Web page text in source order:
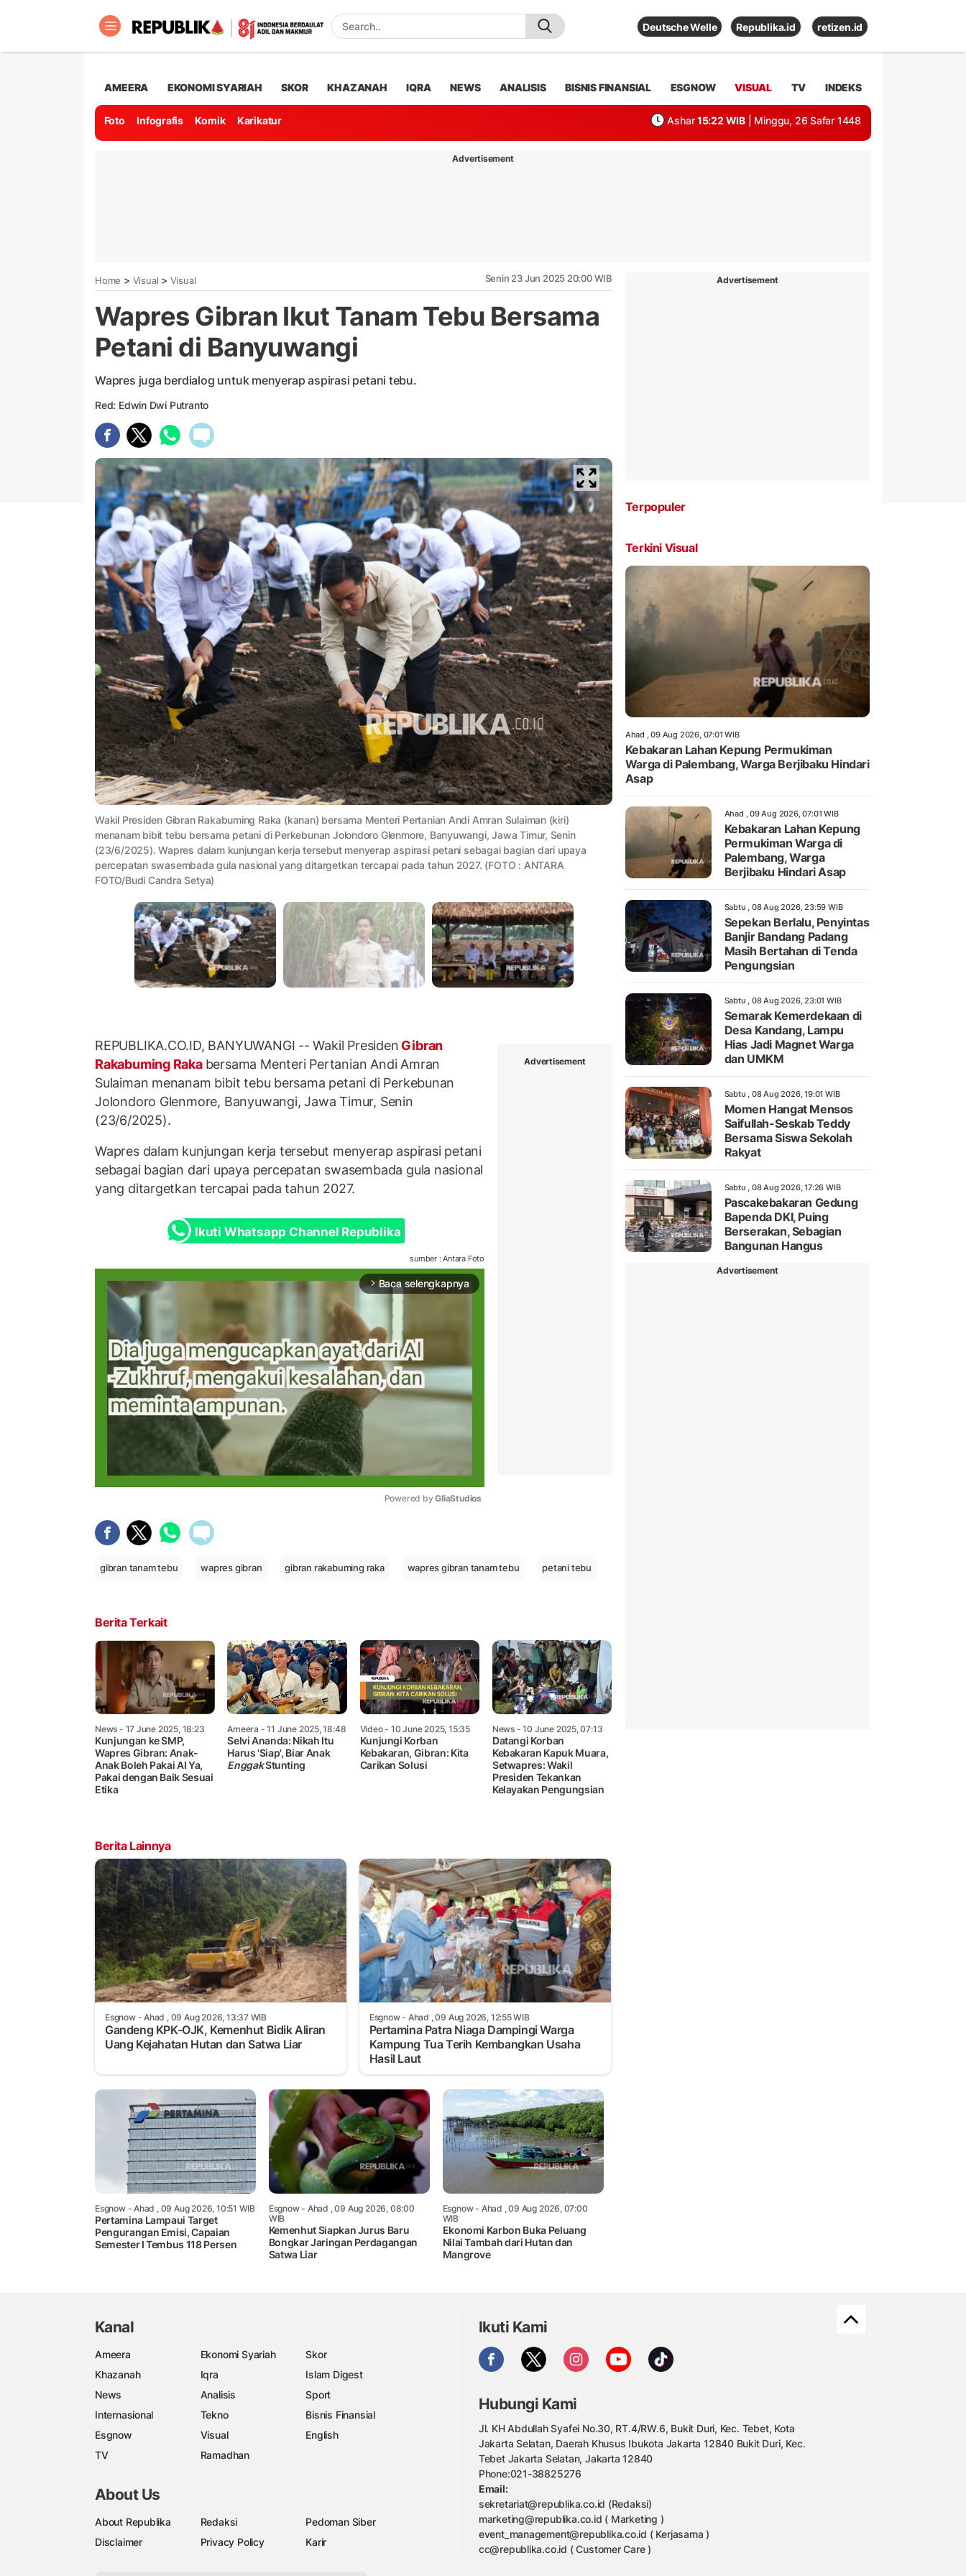
Deutsche Welle Republika.id retizen.id
AMEERA EKONOMI SYARIAH SKOR KHAZANAH IQRA NEWS ANALISIS BISNIS FINANSIAL ESGNOW VISUAL TV INDEKS
Foto Infografis Komik Karikatur Ashar 15:22 WIB | Minggu, 26 Safar 1448
Advertisement
Home > Visual > Visual Senin 23 Jun 2025 20:00 WIB
Wapres Gibran Ikut Tanam Tebu Bersama
Petani di Banyuwangi
Wapres juga berdialog untuk menyerap aspirasi petani tebu.
Red: Edwin Dwi Putranto
Wakil Presiden Gibran Rakabuming Raka (kanan) bersama Menteri Pertanian Andi Amran Sulaiman (kiri)
menanam bibit tebu bersama petani di Perkebunan Jolondoro Glenmore, Banyuwangi, Jawa Timur, Senin
(23/6/2025). Wapres dalam kunjungan kerja tersebut menyerap aspirasi petani sebagai bagian dari upaya
percepatan swasembada gula nasional yang ditargetkan tercapai pada tahun 2027. (FOTO : ANTARA
FOTO/Budi Candra Setya)
REPUBLIKA.CO.ID, BANYUWANGI -- Wakil Presiden Gibran
Rakabuming Raka bersama Menteri Pertanian Andi Amran
Sulaiman menanam bibit tebu bersama petani di Perkebunan
Jolondoro Glenmore, Banyuwangi, Jawa Timur, Senin
(23/6/2025).
Wapres dalam kunjungan kerja tersebut menyerap aspirasi petani
sebagai bagian dari upaya percepatan swasembada gula nasional
yang ditargetkan tercapai pada tahun 2027.
Ikuti Whatsapp Channel Republika
sumber : Antara Foto
arrow_forward_ios Baca selengkapnya
Powered by GliaStudios
Advertisement
gibran tanam tebu wapres gibran gibran rakabuming raka wapres gibran tanam tebu petani tebu
Berita Terkait
News - 17 June 2025, 18:23
Kunjungan ke SMP,
Wapres Gibran: Anak-
Anak Boleh Pakai AI Ya,
Pakai dengan Baik Sesuai
Etika
Ameera - 11 June 2025, 18:48
Selvi Ananda: Nikah Itu
Harus 'Siap', Biar Anak
EnggakStunting
Video- 10 June 2025, 15:35
Kunjungi Korban
Kebakaran, Gibran: Kita
Carikan Solusi
News - 10 June 2025, 07:13
Datangi Korban
Kebakaran Kapuk Muara,
Setwapres: Wakil
Presiden Tekankan
Kelayakan Pengungsian
Berita Lainnya
Esgnow- Ahad , 09 Aug 2026, 13:37 WIB
Gandeng KPK-OJK, Kemenhut Bidik Aliran
Uang Kejahatan Hutan dan Satwa Liar
Esgnow- Ahad , 09 Aug 2026, 12:55 WIB
Pertamina Patra Niaga Dampingi Warga
Kampung Tua Terih Kembangkan Usaha
Hasil Laut
Esgnow- Ahad , 09 Aug 2026, 10:51 WIB
Pertamina Lampaui Target
Pengurangan Emisi, Capaian
Semester I Tembus 118 Persen
Esgnow- Ahad , 09 Aug 2026, 08:00
WIB
Kemenhut Siapkan Jurus Baru
Bongkar Jaringan Perdagangan
Satwa Liar
Esgnow- Ahad , 09 Aug 2026, 07:00
WIB
Ekonomi Karbon Buka Peluang
Nilai Tambah dari Hutan dan
Mangrove
Advertisement
Terpopuler
Terkini Visual
Ahad , 09 Aug 2026, 07:01 WIB
Kebakaran Lahan Kepung Permukiman
Warga di Palembang, Warga Berjibaku Hindari
Asap
Ahad , 09 Aug 2026, 07:01 WIB
Kebakaran Lahan Kepung
Permukiman Warga di
Palembang, Warga
Berjibaku Hindari Asap
Sabtu , 08 Aug 2026, 23:59 WIB
Sepekan Berlalu, Penyintas
Banjir Bandang Padang
Masih Bertahan di Tenda
Pengungsian
Sabtu , 08 Aug 2026, 23:01 WIB
Semarak Kemerdekaan di
Desa Kandang, Lampu
Hias Jadi Magnet Warga
dan UMKM
Sabtu , 08 Aug 2026, 19:01 WIB
Momen Hangat Mensos
Saifullah-Seskab Teddy
Bersama Siswa Sekolah
Rakyat
Sabtu , 08 Aug 2026, 17:26 WIB
Pascakebakaran Gedung
Bapenda DKI, Puing
Berserakan, Sebagian
Bangunan Hangus
Advertisement
Kanal
Ameera Ekonomi Syariah
Skor
Khazanah
Iqra
Islam Digest
News
Analisis
Sport
Internasional
Tekno
Bisnis Finansial
Esgnow
Visual
English
TV
Ramadhan
About Us
About Republika Redaksi
Pedoman Siber
Disclaimer
Privacy Policy Karir
Ikuti Kami
Hubungi Kami
Jl. KH Abdullah Syafei No.30, RT.4/RW.6, Bukit Duri, Kec. Tebet, Kota
Jakarta Selatan, Daerah Khusus Ibukota Jakarta 12840 Bukit Duri, Kec.
Tebet Jakarta Selatan, Jakarta 12840
Phone:021-38825276
Email:
sekretariat@republika.co.id (Redaksi)
marketing@republika.co.id ( Marketing )
event_management@republika.co.id ( Kerjasama )
cc@republika.co.id ( Customer Care )